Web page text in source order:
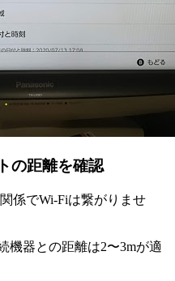
の距離を確認
係でWi-Fiは繋がりませ
機器との距離は2〜3mが適